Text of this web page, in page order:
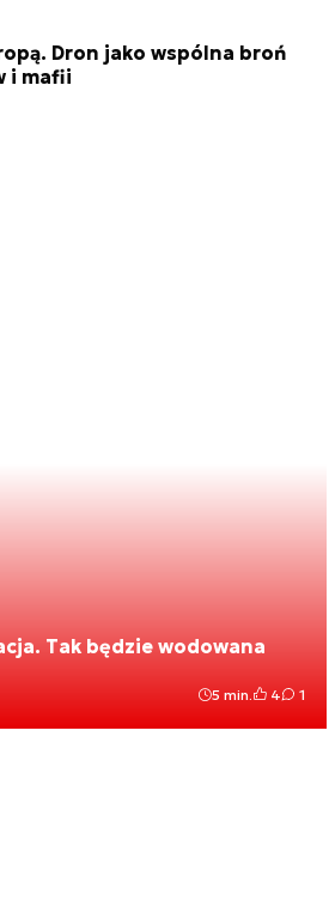
Dron jako wspólna broń
i mafii
Tak będzie wodowana
5 min. 4 1